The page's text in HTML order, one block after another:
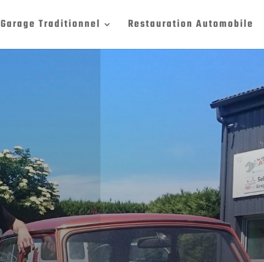
Garage Traditionnel Restauration Automobile